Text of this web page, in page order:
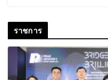
ราชการ